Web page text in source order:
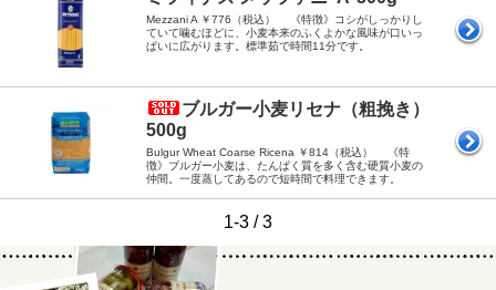
Mezzani A ￥776（税込） 《特徴》コシがしっかりし
ていて噛むほどに、小麦本来のふくよかな風味が口いっ
ぱいに広がります。標準茹で時間11分です。
ブルガー小麦リセナ（粗挽き）
500g
Bulgur Wheat Coarse Ricena ￥814（税込） 《特
徴》ブルガー小麦は、たんぱく質を多く含む硬質小麦の
仲間。一度蒸してあるので短時間で料理できます。
1-3 / 3